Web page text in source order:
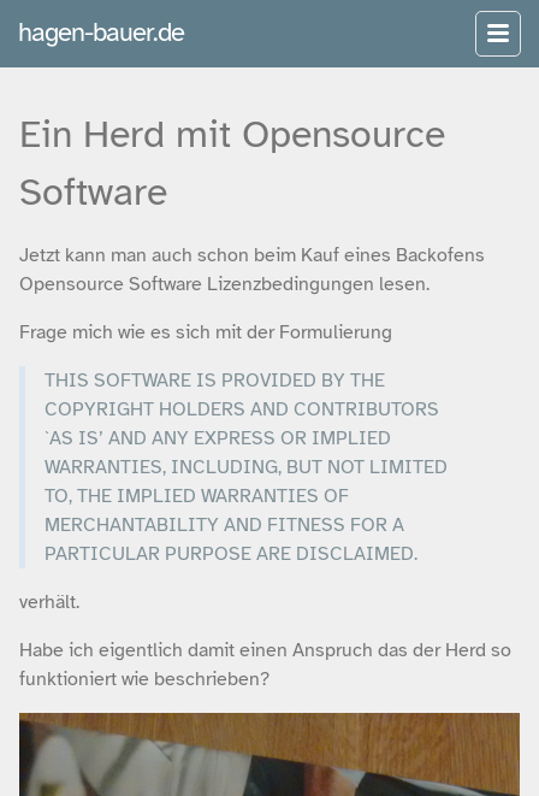
hagen-bauer.de
Ein Herd mit Opensource
Software
Jetzt kann man auch schon beim Kauf eines Backofens
Opensource Software Lizenzbedingungen lesen.
Frage mich wie es sich mit der Formulierung
THIS SOFTWARE IS PROVIDED BY THE
COPYRIGHT HOLDERS AND CONTRIBUTORS
`AS IS’ AND ANY EXPRESS OR IMPLIED
WARRANTIES, INCLUDING, BUT NOT LIMITED
TO, THE IMPLIED WARRANTIES OF
MERCHANTABILITY AND FITNESS FOR A
PARTICULAR PURPOSE ARE DISCLAIMED.
verhält.
Habe ich eigentlich damit einen Anspruch das der Herd so
funktioniert wie beschrieben?